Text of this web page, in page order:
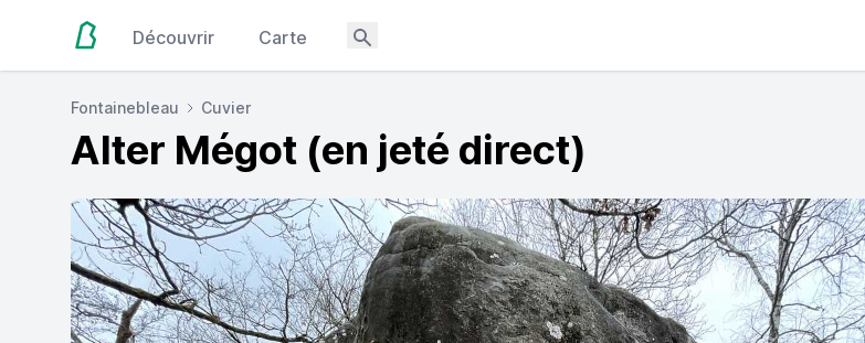
Découvrir Carte
Fontainebleau Cuvier
Alter Mégot (en jeté direct)